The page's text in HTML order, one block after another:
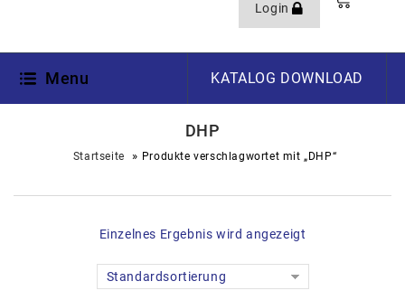
Login
Menu KATALOG DOWNLOAD
DHP
Startseite » Produkte verschlagwortet mit „DHP“
Einzelnes Ergebnis wird angezeigt
Standardsortierung